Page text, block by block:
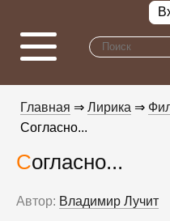
Главная ⇒ Лирика ⇒
Согласно...
Согласно...
Автор: Владимир Лучит